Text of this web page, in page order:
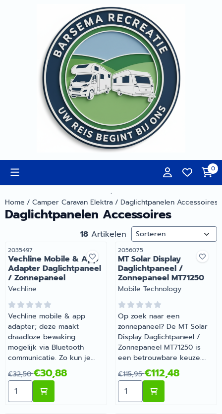
Cookievoorkeuren zijn momenteel gesloten.
0
.
Home / Camper Caravan Elektra/ Daglichtpanelen Accessoires
Daglichtpanelen Accessoires
18 Artikelen Sorteermethode
Artikelnummer
2035497
Vechline Mobile & App
Adapter Daglichtpaneel
/ Zonnepaneel
Merk:
Vechline
Vechline mobile & app
adapter; deze maakt
draadloze bewaking
mogelijk via Bluetooth
communicatie. Zo kun je
jouw laadregelaars en
omvormers in de gaten
houden op je mobiele
smartphone. Alle functies in
Van 32,50 voor 30,88
€32,50€30,88
Aantal kiezen voor Vechline Mobile & App Adapter
Artikelnummer
2056075
MT Solar Display
Daglichtpaneel /
Zonnepaneel MT71250
Merk:
Mobile Technology
Op zoek naar een
zonnepaneel? De MT Solar
Display Daglichtpaneel /
Zonnepaneel MT71250 is
een betrouwbare keuze.
Onmisbaar voor wie
comfortabel op pad gaat
met de camper of caravan.
Bestel dit onderdeel
Van 115,95 voor 112,48
€115,95€112,48
Aantal kiezen voor MT